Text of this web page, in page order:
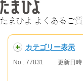
たまひよ よくあるご
カテゴリー表示
No : 77831 更新日